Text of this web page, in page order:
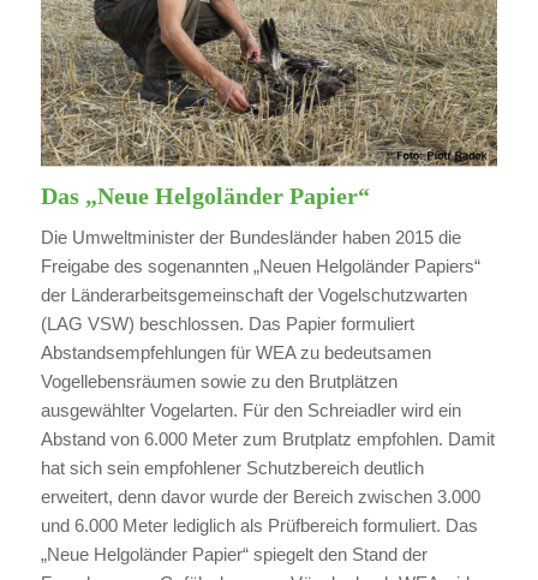
Das „Neue Helgoländer Papier“
Die Umweltminister der Bundesländer haben 2015 die
Freigabe des sogenannten „Neuen Helgoländer Papiers“
der Länderarbeitsgemeinschaft der Vogelschutzwarten
(LAG VSW) beschlossen. Das Papier formuliert
Abstandsempfehlungen für WEA zu bedeutsamen
Vogellebensräumen sowie zu den Brutplätzen
ausgewählter Vogelarten. Für den Schreiadler wird ein
Abstand von 6.000 Meter zum Brutplatz empfohlen. Damit
hat sich sein empfohlener Schutzbereich deutlich
erweitert, denn davor wurde der Bereich zwischen 3.000
und 6.000 Meter lediglich als Prüfbereich formuliert. Das
„Neue Helgoländer Papier“ spiegelt den Stand der